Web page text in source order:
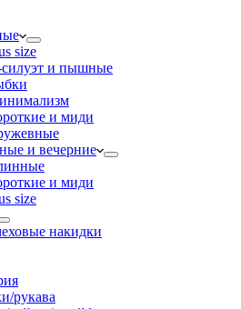
size
и пышные
и миди
и вечерние
и миди
size
накидки
рукава